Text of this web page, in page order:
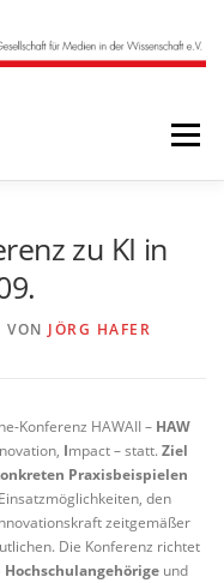
Menü
zu KI in
VON JÖRG HAFER
Konferenz HAWAII – HAW
Impact – statt. Ziel
Praxisbeispielen
den
zeitgemäßer
Die Konferenz richtet
Hochschulangehörige und